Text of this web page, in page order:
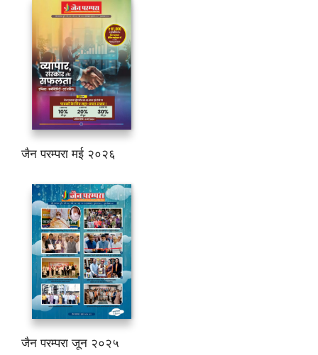
जैन परम्परा मई २०२६
जैन परम्परा जून २०२५